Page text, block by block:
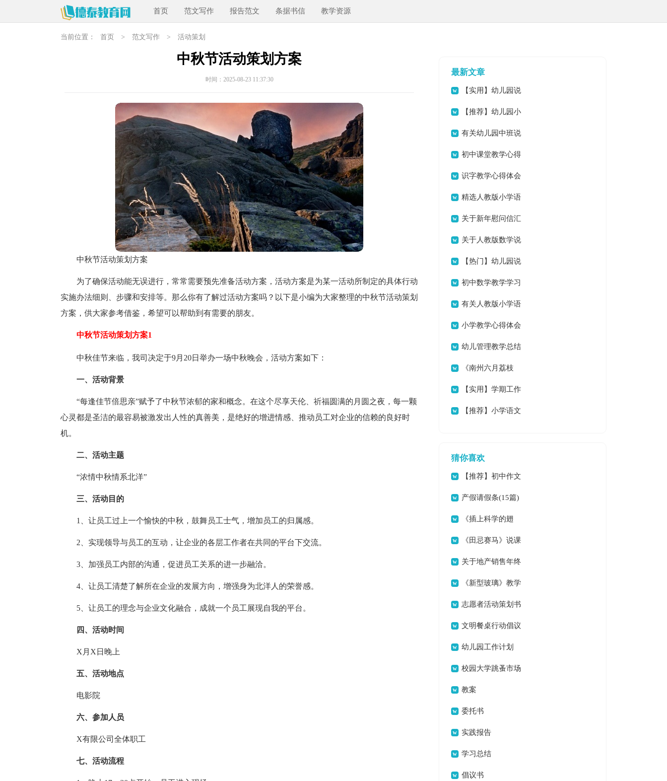
首页 范文写作 报告范文 条据书信 教学资源
当前位置： 首页 > 范文写作 > 活动策划
中秋节活动策划方案
时间：2025-08-23 11:37:30
中秋节活动策划方案
为了确保活动能无误进行，常常需要预先准备活动方案，活动方案是为某一活动所制定的具体行动
实施办法细则、步骤和安排等。那么你有了解过活动方案吗？以下是小编为大家整理的中秋节活动策划
方案，供大家参考借鉴，希望可以帮助到有需要的朋友。
中秋节活动策划方案1
中秋佳节来临，我司决定于9月20日举办一场中秋晚会，活动方案如下：
一、活动背景
“每逢佳节倍思亲”赋予了中秋节浓郁的家和概念。在这个尽享天伦、祈福圆满的月圆之夜，每一颗
心灵都是圣洁的最容易被激发出人性的真善美，是绝好的增进情感、推动员工对企业的信赖的良好时
机。
二、活动主题
“浓情中秋情系北洋”
三、活动目的
1、让员工过上一个愉快的中秋，鼓舞员工士气，增加员工的归属感。
2、实现领导与员工的互动，让企业的各层工作者在共同的平台下交流。
3、加强员工内部的沟通，促进员工关系的进一步融洽。
4、让员工清楚了解所在企业的发展方向，增强身为北洋人的荣誉感。
5、让员工的理念与企业文化融合，成就一个员工展现自我的平台。
四、活动时间
X月X日晚上
五、活动地点
电影院
六、参加人员
X有限公司全体职工
七、活动流程
最新文章
【实用】幼儿园说
课稿范文汇编5篇
【推荐】幼儿园小
班说课稿模板汇编十篇
有关幼儿园中班说
课稿模板锦集六篇
初中课堂教学心得
识字教学心得体会
精选人教版小学语
文说课稿范文合集五篇
关于新年慰问信汇
编十篇关于人教版数学说
课稿小学范文集合6篇
【热门】幼儿园说
课稿范文汇编6篇
初中数学教学学习
心得有关人教版小学语
文说课稿模板汇总五篇
小学教学心得体会
幼儿管理教学总结
七篇《南州六月荔枝
丹》教学设计
【实用】学期工作
计划范文合集10篇
【推荐】小学语文
猜你喜欢
【推荐】初中作文
汇编10篇
产假请假条(15篇)
《插上科学的翅
膀》 教学设计
《田忌赛马》说课
稿 关于地产销售年终
总结合集5篇
《新型玻璃》教学
反思志愿者活动策划书
文明餐桌行动倡议
书 幼儿园工作计划
校园大学跳蚤市场
活动策划书
教案
委托书
实践报告
学习总结
倡议书